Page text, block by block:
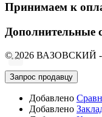
Принимаем к
Дополнительные
© 2026 ВАЗОВСКИЙ -
Запрос продавцу
Добавлено
Добавлено